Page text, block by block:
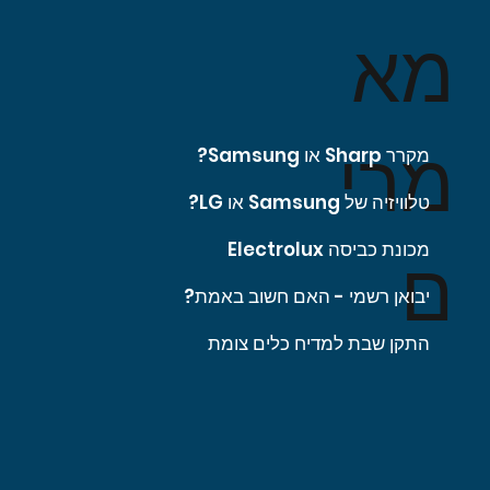
מא
מרי
ם
מקרר Sharp או Samsung?
טלוויזיה של Samsung או LG?
מכונת כביסה Electrolux
יבואן רשמי - האם חשוב באמת?
התקן שבת למדיח כלים צומת